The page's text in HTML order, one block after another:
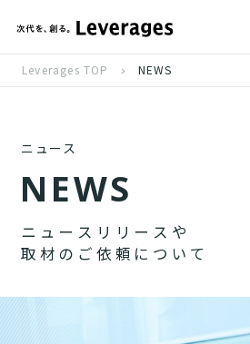
Leverages TOP NEWS
ニュース
NEWS
ニ ュ ー ス リ リ ー ス や
取 材 の ご 依 頼 に つ い て